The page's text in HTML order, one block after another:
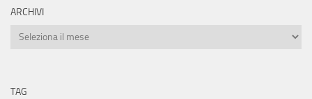
ARCHIVI
Archivi
TAG